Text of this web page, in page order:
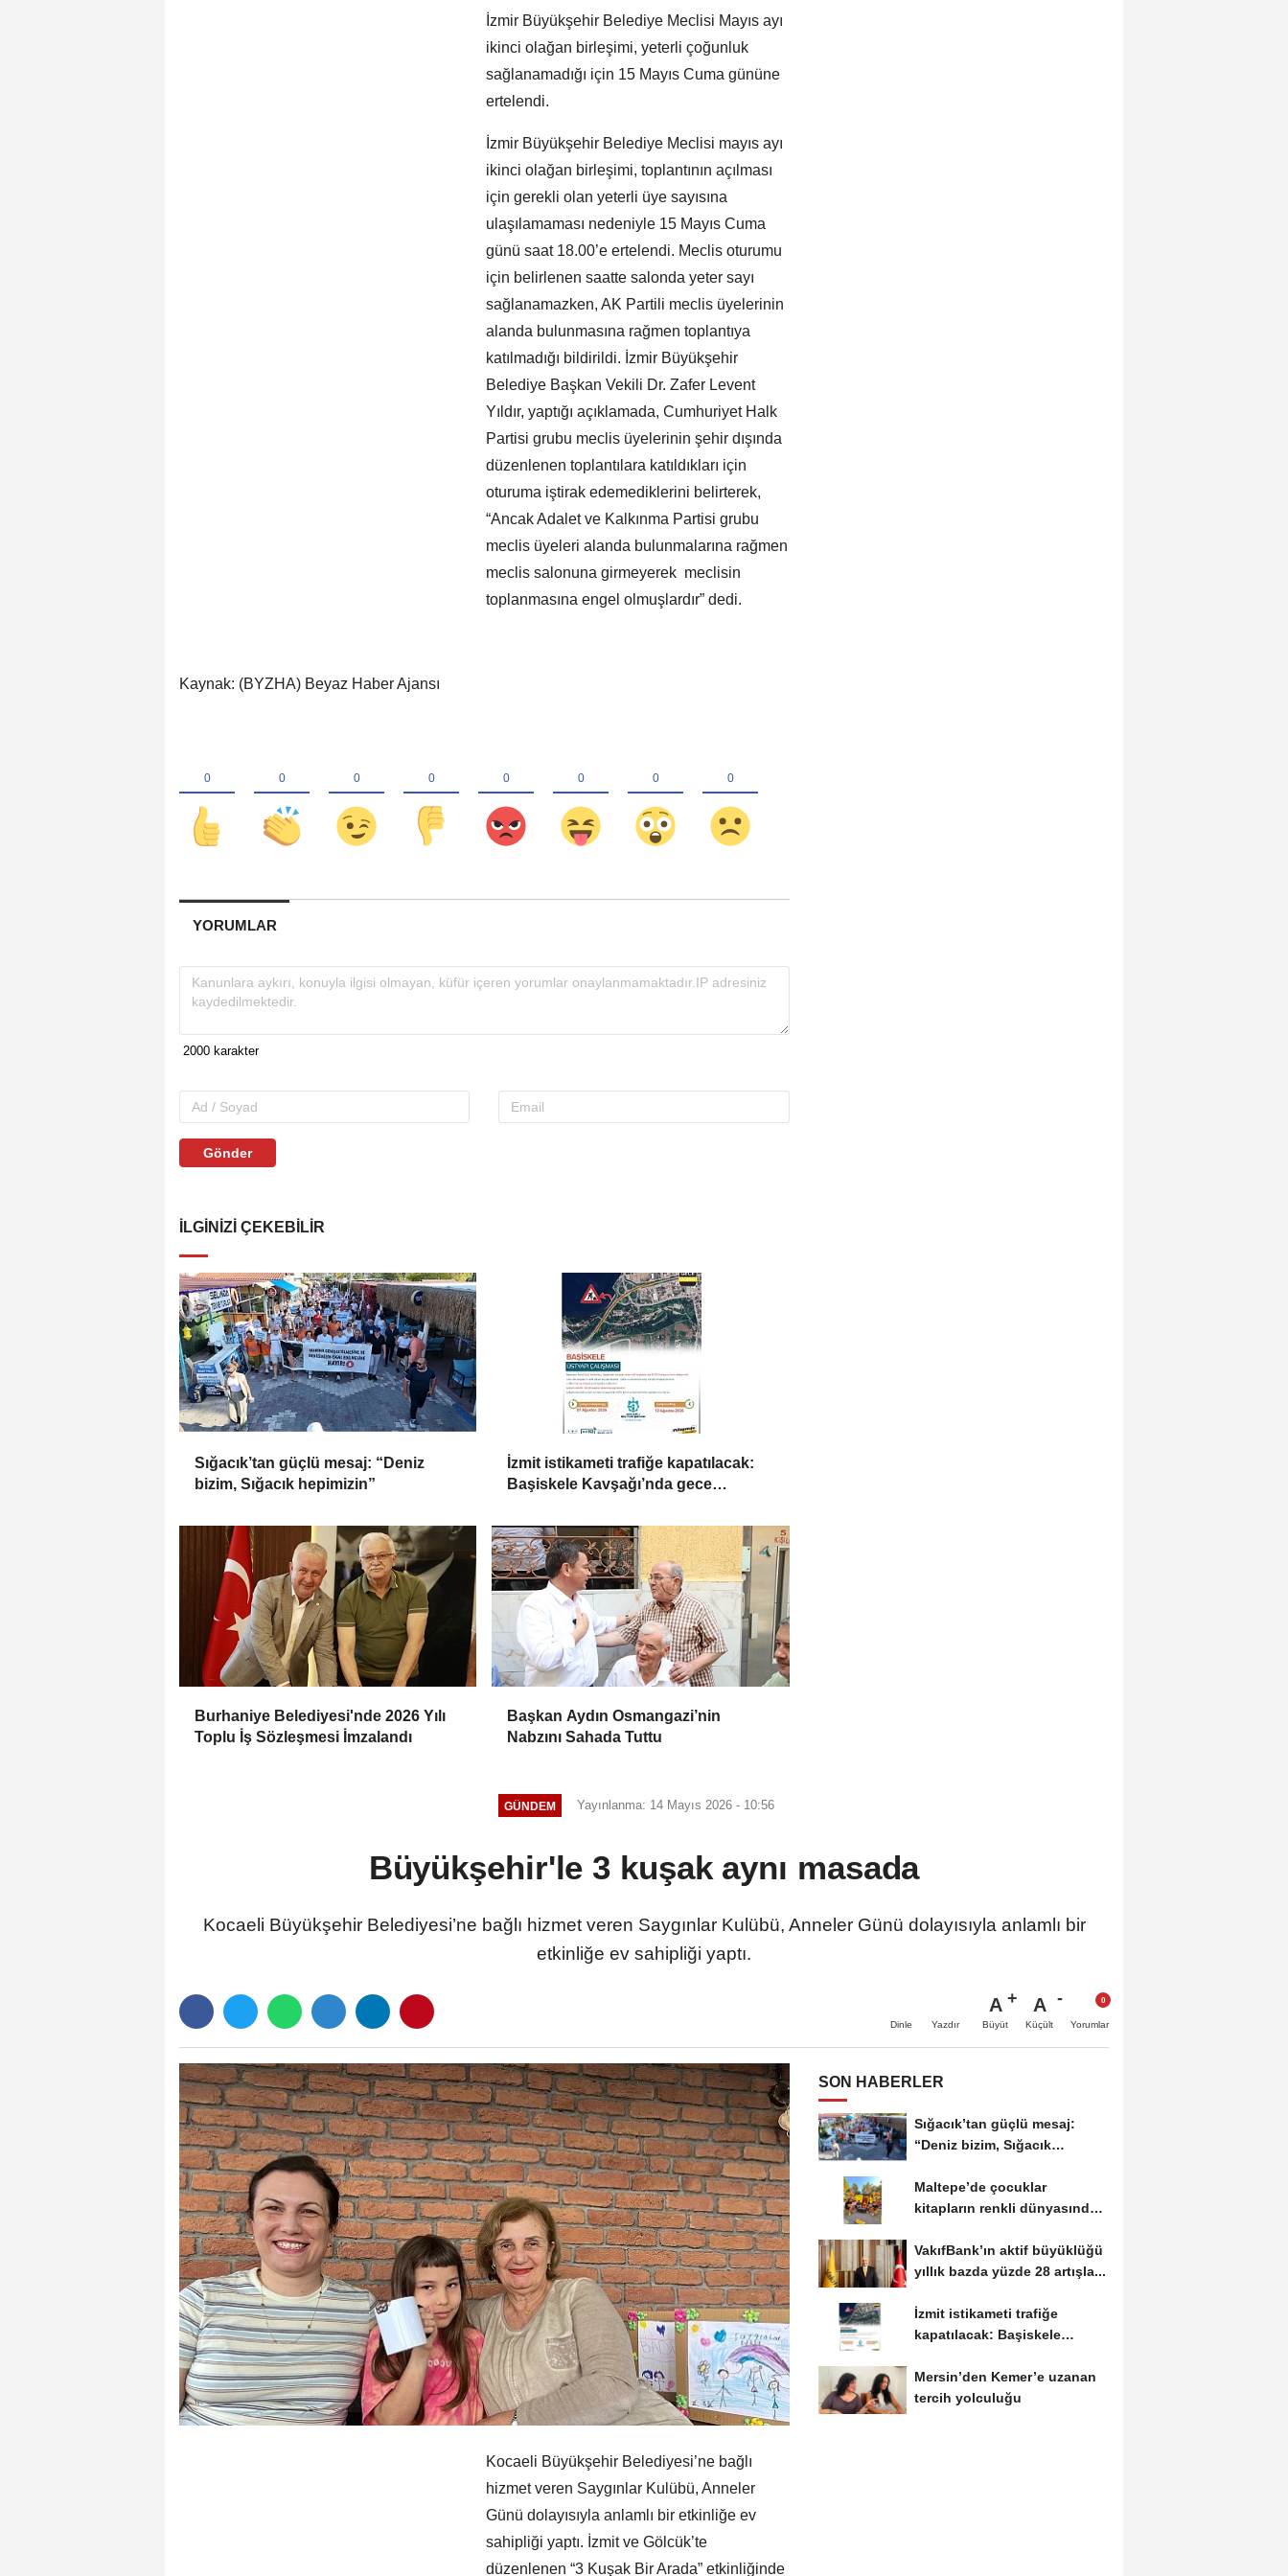
İzmir Büyükşehir Belediye Meclisi Mayıs ayı
ikinci olağan birleşimi, yeterli çoğunluk
sağlanamadığı için 15 Mayıs Cuma gününe
ertelendi.
İzmir Büyükşehir Belediye Meclisi mayıs ayı
ikinci olağan birleşimi, toplantının açılması
için gerekli olan yeterli üye sayısına
ulaşılamaması nedeniyle 15 Mayıs Cuma
günü saat 18.00’e ertelendi. Meclis oturumu
için belirlenen saatte salonda yeter sayı
sağlanamazken, AK Partili meclis üyelerinin
alanda bulunmasına rağmen toplantıya
katılmadığı bildirildi. İzmir Büyükşehir
Belediye Başkan Vekili Dr. Zafer Levent
Yıldır, yaptığı açıklamada, Cumhuriyet Halk
Partisi grubu meclis üyelerinin şehir dışında
düzenlenen toplantılara katıldıkları için
oturuma iştirak edemediklerini belirterek,
“Ancak Adalet ve Kalkınma Partisi grubu
meclis üyeleri alanda bulunmalarına rağmen
meclis salonuna girmeyerek meclisin
toplanmasına engel olmuşlardır” dedi.
Kaynak: (BYZHA) Beyaz Haber Ajansı
YORUMLAR
Gönder
İLGINIZI ÇEKEBILIR
Sığacık’tan güçlü mesaj: “Deniz
bizim, Sığacık hepimizin”
İzmit istikameti trafiğe kapatılacak:
Başiskele Kavşağı’nda gece
Burhaniye Belediyesi'nde 2026 Yılı
Toplu İş Sözleşmesi İmzalandı
Başkan Aydın Osmangazi’nin
Nabzını Sahada Tuttu
GÜNDEM Yayınlanma: 14 Mayıs 2026 - 10:56
Büyükşehir'le 3 kuşak aynı masada
Kocaeli Büyükşehir Belediyesi’ne bağlı hizmet veren Saygınlar Kulübü, Anneler Günü dolayısıyla anlamlı bir
etkinliğe ev sahipliği yaptı.
Dinle Yazdır
A
Büyüt
A
Küçült Yorumlar
Kocaeli Büyükşehir Belediyesi’ne bağlı
hizmet veren Saygınlar Kulübü, Anneler
Günü dolayısıyla anlamlı bir etkinliğe ev
sahipliği yaptı. İzmit ve Gölcük’te
düzenlenen “3 Kuşak Bir Arada” etkinliğinde
SON HABERLER
Sığacık’tan güçlü mesaj:
“Deniz bizim, Sığacık
Maltepe’de çocuklar
kitapların renkli dünyasında
VakıfBank’ın aktif büyüklüğü
yıllık bazda yüzde 28 artışla...
İzmit istikameti trafiğe
kapatılacak: Başiskele
Mersin’den Kemer’e uzanan
tercih yolculuğu